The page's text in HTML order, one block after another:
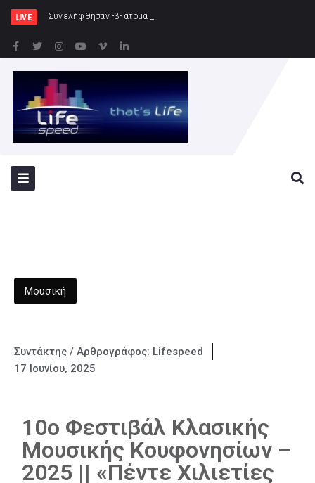
LIVE Συνελήφθησαν -3- άτομα για καλλιέργεια δενδρυλλί
Μουσική
Συντάκτης / Αρθρογράφος: Lifespeed
17 Ιουνίου, 2025
10ο Φεστιβάλ Κλασικής
Μουσικής Κουφονησίων –
2025 || «Πέντε Χιλιετίες